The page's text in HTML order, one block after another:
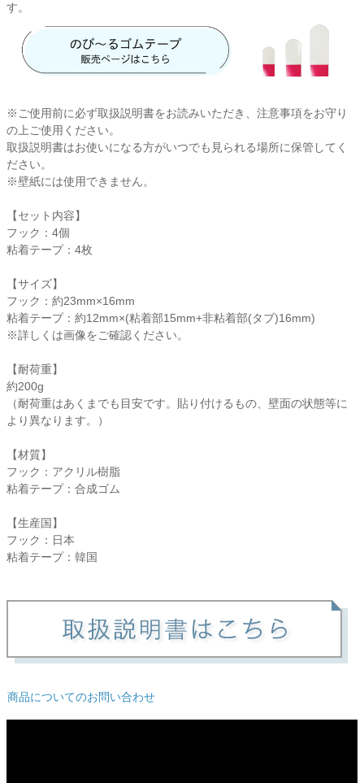
文具・事務用品
感染防止関連商品
ご利用ガイド
会社概要
個人情報の取扱
close
す。
※ご使用前に必ず取扱説明書をお読みいただき、注意事項をお守り
の上ご使用ください。
取扱説明書はお使いになる方がいつでも見られる場所に保管してく
ださい。
※壁紙には使用できません。
【セット内容】
フック：4個
粘着テープ：4枚
【サイズ】
フック：約23mm×16mm
粘着テープ：約12mm×(粘着部15mm+非粘着部(タブ)16mm)
※詳しくは画像をご確認ください。
【耐荷重】
約200g
（耐荷重はあくまでも目安です。貼り付けるもの、壁面の状態等に
より異なります。）
【材質】
フック：アクリル樹脂
粘着テープ：合成ゴム
【生産国】
フック：日本
粘着テープ：韓国
商品についてのお問い合わせ